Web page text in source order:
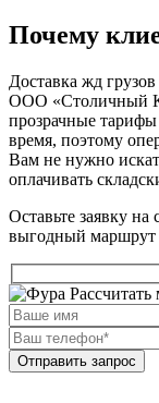
Почему
Доставка жд
ООО «Столичный
прозрачные
время, поэтому
Вам не нужно
оплачивать
Оставьте заявку
выгодный маршрут
Рассчитать